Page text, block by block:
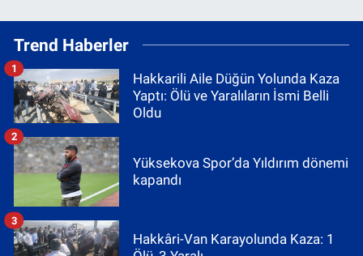
Trend Haberler
Hakkarili Aile Düğün Yolunda Kaza
Yaptı: Ölü ve Yaralıların İsmi Belli
Oldu
1
Yüksekova Spor’da Yıldırım dönemi
kapandı
2
Hakkâri-Van Karayolunda Kaza: 1
3